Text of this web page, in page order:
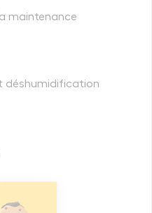
maintenance
déshumidification